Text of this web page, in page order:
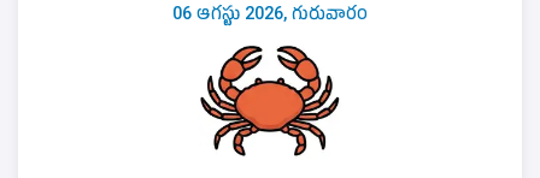
06 ఆగస్టు 2026, గురువారం